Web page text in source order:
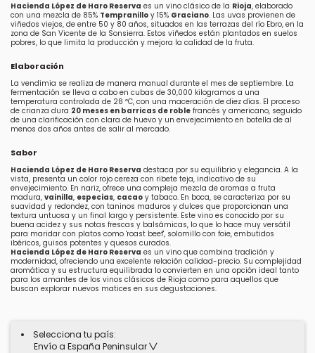
Hacienda López de Haro Reserva es un vino clásico de la Rioja, elaborado
con una mezcla de 85% Tempranillo y 15% Graciano. Las uvas provienen de
viñedos viejos, de entre 50 y 80 años, situados en las terrazas del río Ebro, en la
zona de San Vicente de la Sonsierra. Estos viñedos están plantados en suelos
pobres, lo que limita la producción y mejora la calidad de la fruta.
Elaboración
La vendimia se realiza de manera manual durante el mes de septiembre. La
fermentación se lleva a cabo en cubas de 30,000 kilogramos a una
temperatura controlada de 28 ºC, con una maceración de diez días. El proceso
de crianza dura 20 meses en barricas de roble francés y americano, seguido
de una clarificación con clara de huevo y un envejecimiento en botella de al
menos dos años antes de salir al mercado.
Sabor
Hacienda López de Haro Reserva destaca por su equilibrio y elegancia. A la
vista, presenta un color rojo cereza con ribete teja, indicativo de su
envejecimiento. En nariz, ofrece una compleja mezcla de aromas a fruta
madura, vainilla, especias, cacao y tabaco. En boca, se caracteriza por su
suavidad y redondez, con taninos maduros y dulces que proporcionan una
textura untuosa y un final largo y persistente. Este vino es conocido por su
buena acidez y sus notas frescas y balsámicas, lo que lo hace muy versátil
para maridar con platos como 'roast beef', solomillo con foie, embutidos
ibéricos, guisos potentes y quesos curados.
Hacienda López de Haro Reserva es un vino que combina tradición y
modernidad, ofreciendo una excelente relación calidad-precio. Su complejidad
aromática y su estructura equilibrada lo convierten en una opción ideal tanto
para los amantes de los vinos clásicos de Rioja como para aquellos que
buscan explorar nuevos matices en sus degustaciones.
Selecciona tu país:
Envío a España Peninsular